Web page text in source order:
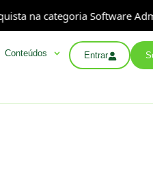
Software Administrativo!
Conteúdos Entrar